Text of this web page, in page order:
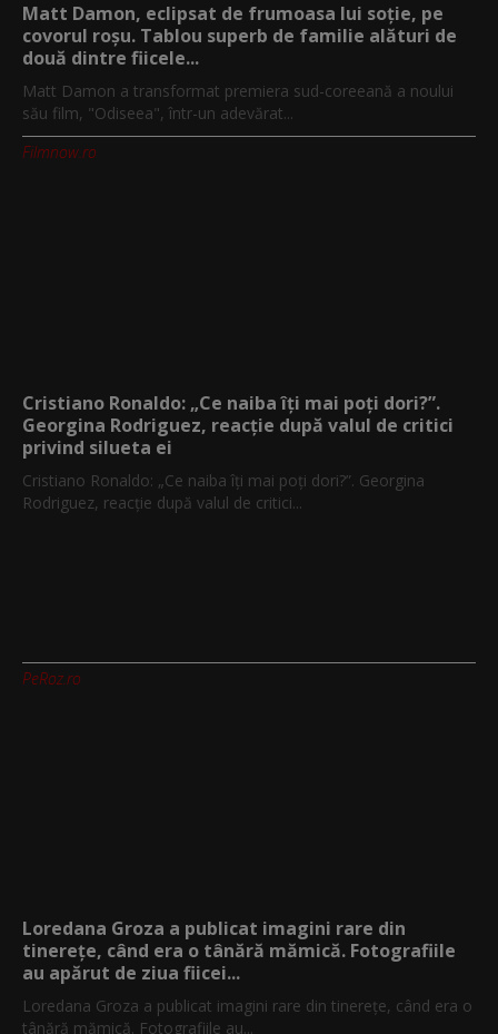
Matt Damon, eclipsat de frumoasa lui soție, pe
covorul roșu. Tablou superb de familie alături de
două dintre fiicele...
Matt Damon a transformat premiera sud-coreeană a noului
său film, "Odiseea", într-un adevărat...
Filmnow.ro
Cristiano Ronaldo: „Ce naiba îți mai poți dori?”.
Georgina Rodriguez, reacție după valul de critici
privind silueta ei
Cristiano Ronaldo: „Ce naiba îți mai poți dori?”. Georgina
Rodriguez, reacție după valul de critici...
PeRoz.ro
Loredana Groza a publicat imagini rare din
tinerețe, când era o tânără mămică. Fotografiile
au apărut de ziua fiicei...
Loredana Groza a publicat imagini rare din tinerețe, când era o
tânără mămică. Fotografiile au...